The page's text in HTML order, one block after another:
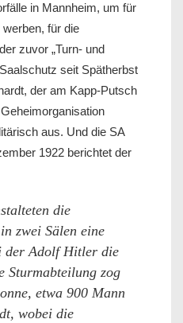
in Mannheim, um für
für die
zuvor „Turn- und
seit Spätherbst
der am Kapp-Putsch
aus. Und die SA
1922 berichtet der
die
zwei Sälen eine
der Adolf Hitler die
Sturmabteilung zog
etwa 900 Mann
wobei die